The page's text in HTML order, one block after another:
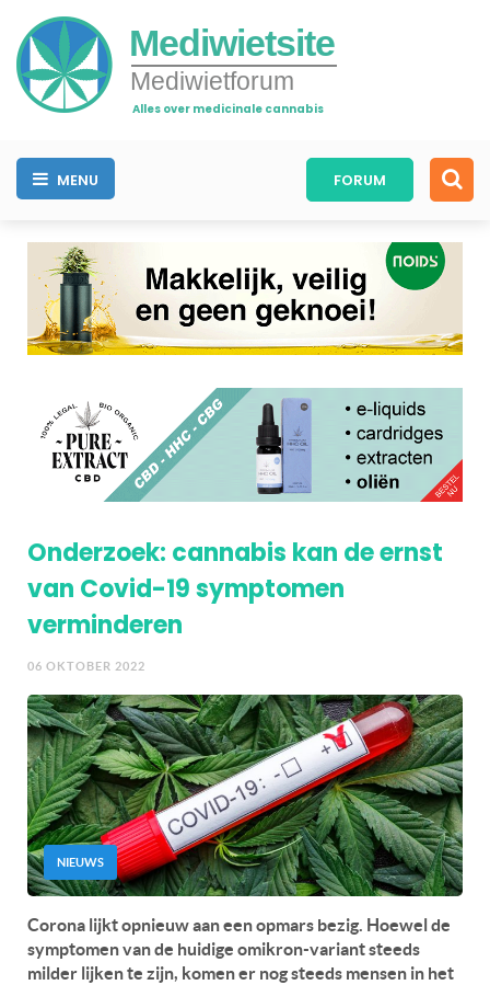
Mediwietsite
Mediwietforum
Alles over medicinale cannabis
MENU FORUM
Onderzoek: cannabis kan de ernst
van Covid-19 symptomen
verminderen
06 OKTOBER 2022
NIEUWS
Corona lijkt opnieuw aan een opmars bezig. Hoewel de
symptomen van de huidige omikron-variant steeds
milder lijken te zijn, komen er nog steeds mensen in het